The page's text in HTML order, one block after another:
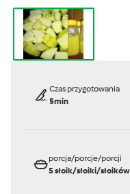
Czas przygotowania
5min
porcja/porcje/porcji
5słoik/słoiki/słoików